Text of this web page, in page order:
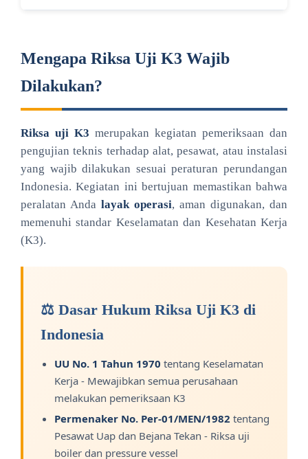
Mengapa Riksa Uji K3 Wajib
Dilakukan?
Riksa uji K3 merupakan kegiatan pemeriksaan dan
pengujian teknis terhadap alat, pesawat, atau instalasi
yang wajib dilakukan sesuai peraturan perundangan
Indonesia. Kegiatan ini bertujuan memastikan bahwa
peralatan Anda layak operasi, aman digunakan, dan
memenuhi standar Keselamatan dan Kesehatan Kerja
(K3).
⚖️ Dasar Hukum Riksa Uji K3 di
Indonesia
UU No. 1 Tahun 1970 tentang Keselamatan
Kerja - Mewajibkan semua perusahaan
melakukan pemeriksaan K3
Permenaker No. Per-01/MEN/1982 tentang
Pesawat Uap dan Bejana Tekan - Riksa uji
boiler dan pressure vessel